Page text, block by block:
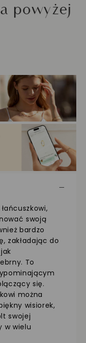
200
swoją
bardzo
zakładając do
To
się.
można
wisiorek,
swojej
w wielu